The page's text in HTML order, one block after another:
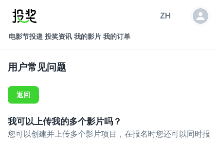
ZH
电影节投递 投奖资讯 我的影片 我的订单
用户常见问题
返回
我可以上传我的多个影片吗？
您可以创建并上传多个影片项目，在报名时您还可以同时报